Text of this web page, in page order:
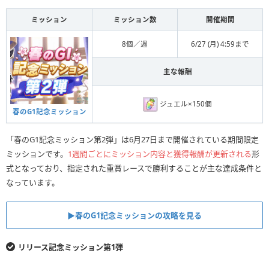
ミッション ミッション数 開催期間
春のG1記念ミッション
8個／週 6/27 (月) 4:59まで
主な報酬
ジュエル×150個
「春のG1記念ミッション第2弾」は6月27日まで開催されている期間限定
ミッションです。 1週間ごとにミッション内容と獲得報酬が更新される形
式となっており、指定された重賞レースで勝利することが主な達成条件と
なっています。
▶︎春のG1記念ミッションの攻略を見る
リリース記念ミッション第1弾